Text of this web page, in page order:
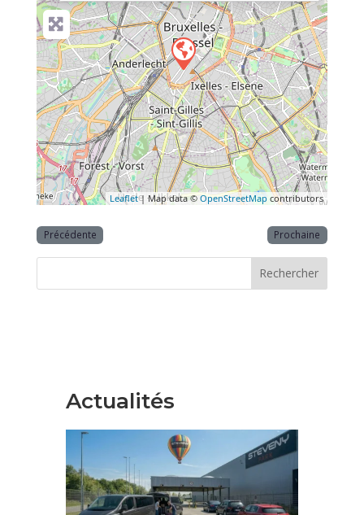
Leaflet| Map data ©OpenStreetMap contributors
Précédente Prochaine
Rechercher
Actualités